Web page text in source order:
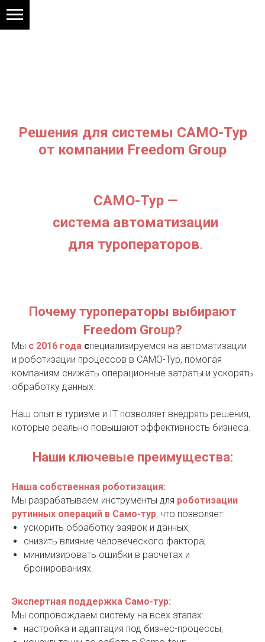
Решения для системы САМО-Тур
от компании Freedom Group
САМО-Тур —
система автоматизации
для туроператоров.
Почему туроператоры выбирают
Freedom Group?
Мы с 2016 года специализируемся на автоматизации
и роботизации процессов в САМО-Тур, помогая
компаниям снижать операционные затраты и ускорять
обработку данных.
Наш опыт в туризме и IT позволяет внедрять решения,
которые реально повышают эффективность бизнеса.
Наши ключевые преимущества:
Наша собственная роботизация:
Мы разрабатываем инструменты для роботизации
рутинных операций в Само-тур, что позволяет:
ускорить обработку заявок и данных;
снизить влияние человеческого фактора;
минимизировать ошибки в расчетах и
бронированиях.
Экспертная поддержка Само-тур:
Мы сопровождаем систему на всех этапах:
настройка и адаптация под бизнес-процессы;